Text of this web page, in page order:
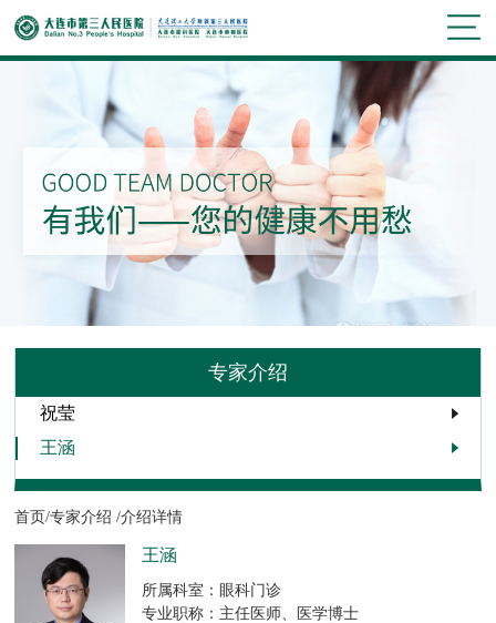
专家介绍
祝莹
王涵
首页/专家介绍 /介绍详情
王涵
所属科室：眼科门诊
专业职称：主任医师、医学博士